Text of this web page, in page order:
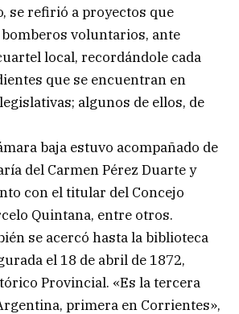
se refirió a proyectos que
voluntarios, ante
local, recordándole cada
que se encuentran en
algunos de ellos, de
baja estuvo acompañado de
del Carmen Pérez Duarte y
con el titular del Concejo
Quintana, entre otros.
se acercó hasta la biblioteca
el 18 de abril de 1872,
Provincial. «Es la tercera
primera en Corrientes»,